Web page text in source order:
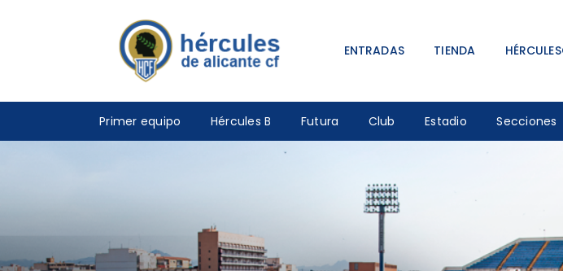
ENTRADAS TIENDA
Primer equipo Hércules B Futura Club Estadio Secciones
TIENDA